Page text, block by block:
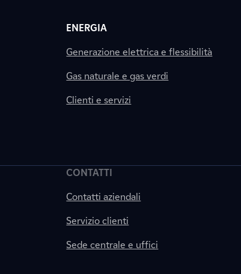
ENERGIA
Generazione elettrica e flessibilità
Gas naturale e gas verdi
Clienti e servizi
CONTATTI
Contatti aziendali
Servizio clienti
Sede centrale e uffici